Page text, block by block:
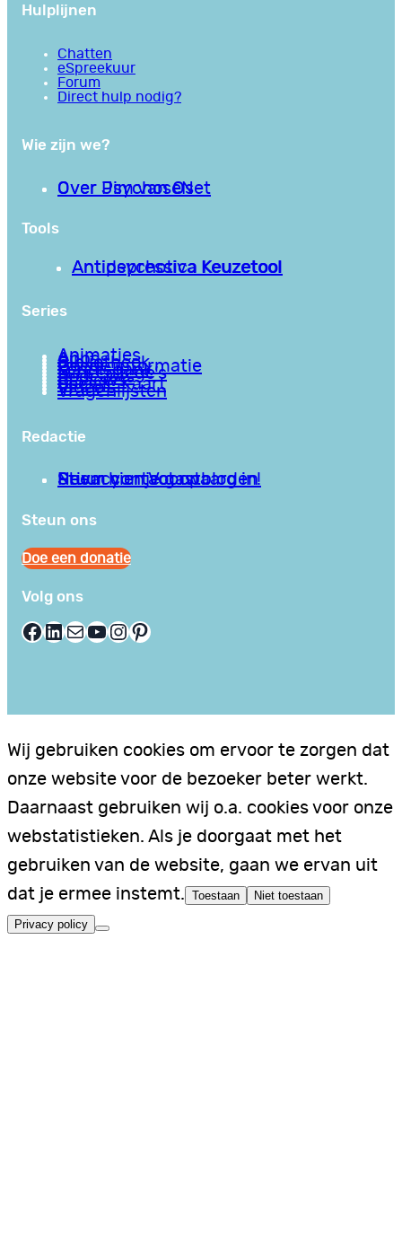
Hulplijnen
Chatten
eSpreekuur
Forum
Direct hulp nodig?
Wie zijn we?
Over PsychoseNet
Over Jim van Os
Tools
Antipsychotica Keuzetool
Antidepressiva Keuzetool
Series
Animaties
Apps
Bibliotheek
Goede informatie
Kennisbank
Mini college’s
Podcasts
Reviews
Sociale Kaart
Video’s
Vragenlijsten
Redactie
Privacy en Voorwaarden
Stuur hier je gastblog in!
Neem contact op
Steun ons
Doe een donatie
Volg ons
Facebook LinkedIn E-mail YouTube InstagramPinterest
Wij gebruiken cookies om ervoor te zorgen dat
onze website voor de bezoeker beter werkt.
Daarnaast gebruiken wij o.a. cookies voor onze
webstatistieken. Als je doorgaat met het
gebruiken van de website, gaan we ervan uit
dat je ermee instemt. Toestaan Niet toestaan
Privacy policy